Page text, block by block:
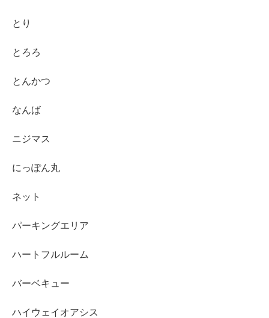
とり
とろろ
とんかつ
なんば
ニジマス
にっぽん丸
ネット
パーキングエリア
ハートフルルーム
バーベキュー
ハイウェイオアシス